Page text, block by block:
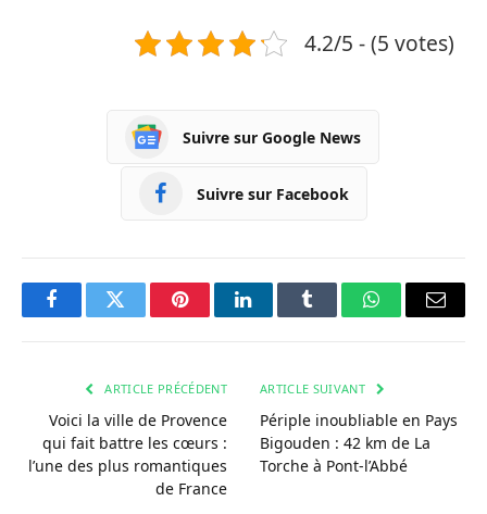
4.2/5 - (5 votes)
Suivre sur Google News
Suivre sur Facebook
FacebookTwitter PinterestLinkedInTumblr WhatsApp
ARTICLE PRÉCÉDENT
Voici la ville de Provence
qui fait battre les cœurs :
l’une des plus romantiques
de France
ARTICLE SUIVANT
Périple inoubliable en Pays
Bigouden : 42 km de La
Torche à Pont-l’Abbé